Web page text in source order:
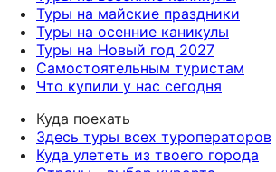
Туры на майские праздники
Туры на осенние каникулы
Туры на Новый год 2027
Самостоятельным туристам
Что купили у нас сегодня
Куда поехать
Здесь туры всех туроператоров
Куда улететь из твоего города